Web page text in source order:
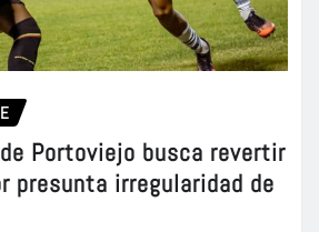
de Portoviejo busca revertir
presunta irregularidad de